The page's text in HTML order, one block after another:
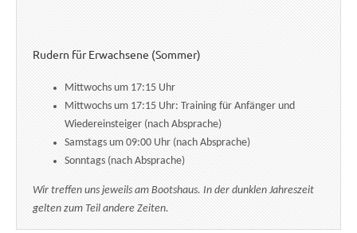
Rudern für Erwachsene (Sommer)
Mittwochs um 17:15 Uhr
Mittwochs um 17:15 Uhr: Training für Anfänger und
Wiedereinsteiger (nach Absprache)
Samstags um 09:00 Uhr (nach Absprache)
Sonntags (nach Absprache)
Wir treffen uns jeweils am Bootshaus. In der dunklen Jahreszeit
gelten zum Teil andere Zeiten.